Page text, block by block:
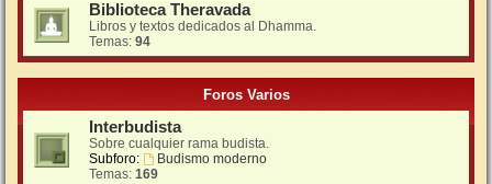
Biblioteca Theravada
Libros y textos dedicados al Dhamma.
Temas: 94
Foros Varios
Interbudista
Sobre cualquier rama budista.
Subforo:
Budismo moderno
Temas: 169